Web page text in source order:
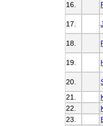
16.
17.
18.
19.
20.
21.
22.
23.